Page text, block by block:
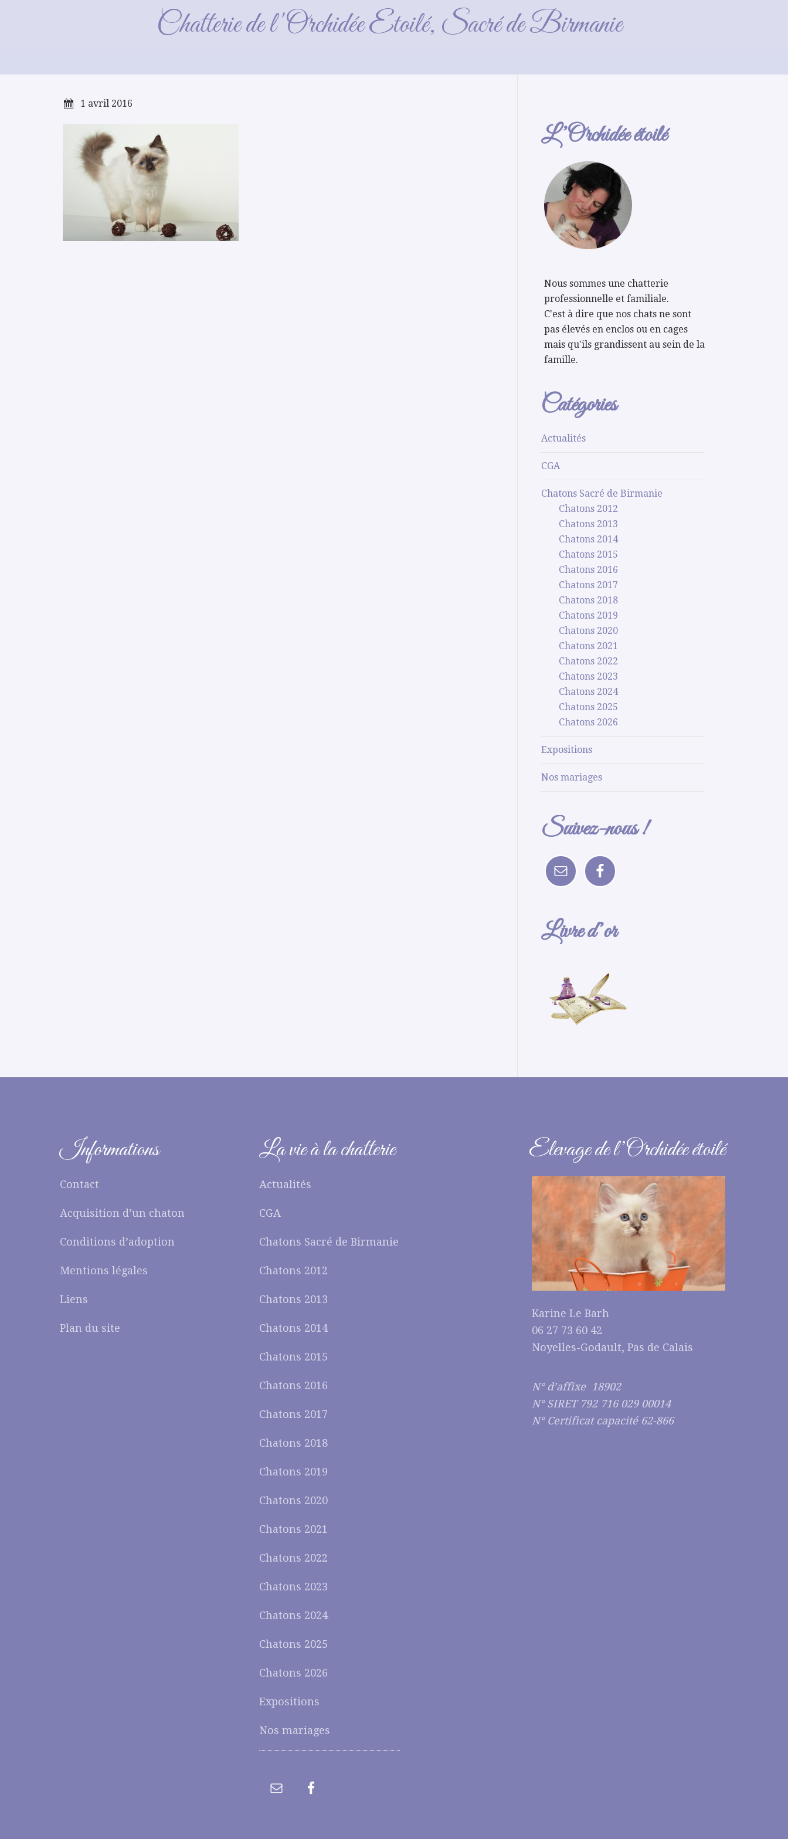
Chatterie de l'Orchidée Etoilé, Sacré de Birmanie
Chocolat
1 avril 2016
L’Orchidée étoilé
Nous sommes une chatterie
professionnelle et familiale.
C'est à dire que nos chats ne sont
pas élevés en enclos ou en cages
mais qu'ils grandissent au sein de la
famille.
Catégories
Actualités
CGA
Chatons Sacré de Birmanie
Chatons 2012
Chatons 2013
Chatons 2014
Chatons 2015
Chatons 2016
Chatons 2017
Chatons 2018
Chatons 2019
Chatons 2020
Chatons 2021
Chatons 2022
Chatons 2023
Chatons 2024
Chatons 2025
Chatons 2026
Expositions
Nos mariages
Suivez-nous !
Livre d’or
Informations
Contact
Acquisition d’un chaton
Conditions d’adoption
Mentions légales
Liens
Plan du site
La vie à la chatterie
Actualités
CGA
Chatons Sacré de Birmanie
Chatons 2012
Chatons 2013
Chatons 2014
Chatons 2015
Chatons 2016
Chatons 2017
Chatons 2018
Chatons 2019
Chatons 2020
Chatons 2021
Chatons 2022
Chatons 2023
Chatons 2024
Chatons 2025
Chatons 2026
Expositions
Nos mariages
Elevage de l’Orchidée étoilé
Karine Le Barh
06 27 73 60 42
Noyelles-Godault, Pas de Calais
N° d’affixe 18902
N° SIRET 792 716 029 00014
N° Certificat capacité 62-866